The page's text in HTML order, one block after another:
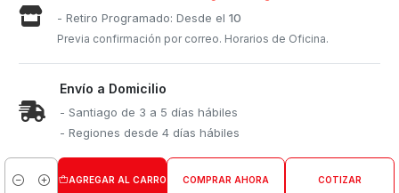
- Retiro Programado: Desde el10
Previa confirmación por correo. Horarios de Oficina.
Envío a Domicilio
- Santiago de 3 a 5 días hábiles
- Regiones desde 4 días hábiles
Cantidad
AGREGAR AL CARRO COMPRAR AHORA COTIZAR